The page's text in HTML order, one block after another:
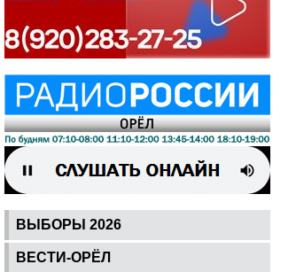
ВЫБОРЫ 2026
ВЕСТИ-ОРЁЛ